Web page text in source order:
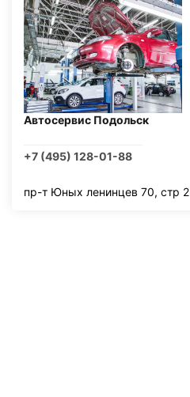
Автосервис Подольск
+7 (495) 128-01-88
пр-т Юных ленинцев 70, стр 2